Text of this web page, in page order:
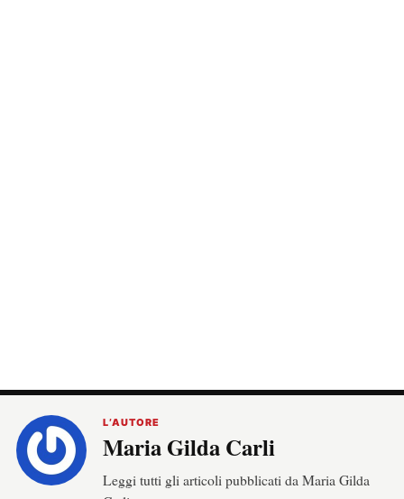
L’AUTORE
Maria Gilda Carli
Leggi tutti gli articoli pubblicati da Maria Gilda